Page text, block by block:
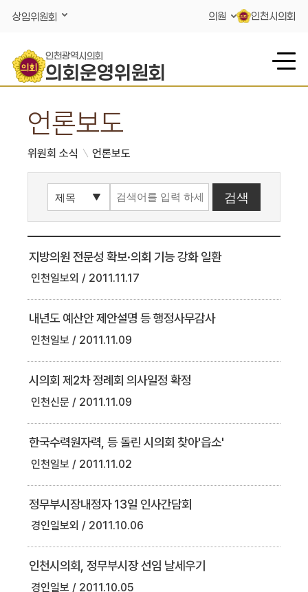
상임위원회 의원 인천시의회
인천광역시의회
의회운영위원회
언론보도
위원회 소식 언론보도
지방의원 전문성 확보·의회 기능 강화 일환
인천일보외 2011.11.17
내년도 예산안 제안설명 등 행정사무감사
인천일보 2011.11.09
시의회 제2차 정례회 의사일정 확정
인천신문 2011.11.09
한국수력원자력, 등 돌린 시의회 찾아'읍소'
인천일보 2011.11.02
정무부시장내정자 13일 인사간담회
경인일보외 2011.10.06
인천시의회, 정무부시장 선임 날세우기
경인일보 2011.10.05